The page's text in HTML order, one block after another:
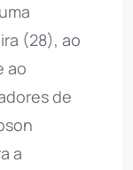
(28), ao
ao
de
a